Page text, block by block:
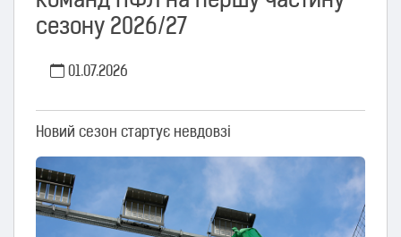
сезону 2026/27
01.07.2026
Новий сезон стартує невдовзі